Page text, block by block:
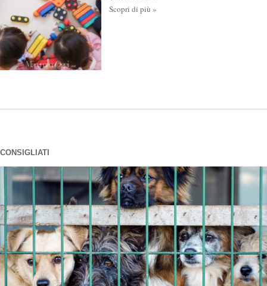
Scopri di più »
CONSIGLIATI